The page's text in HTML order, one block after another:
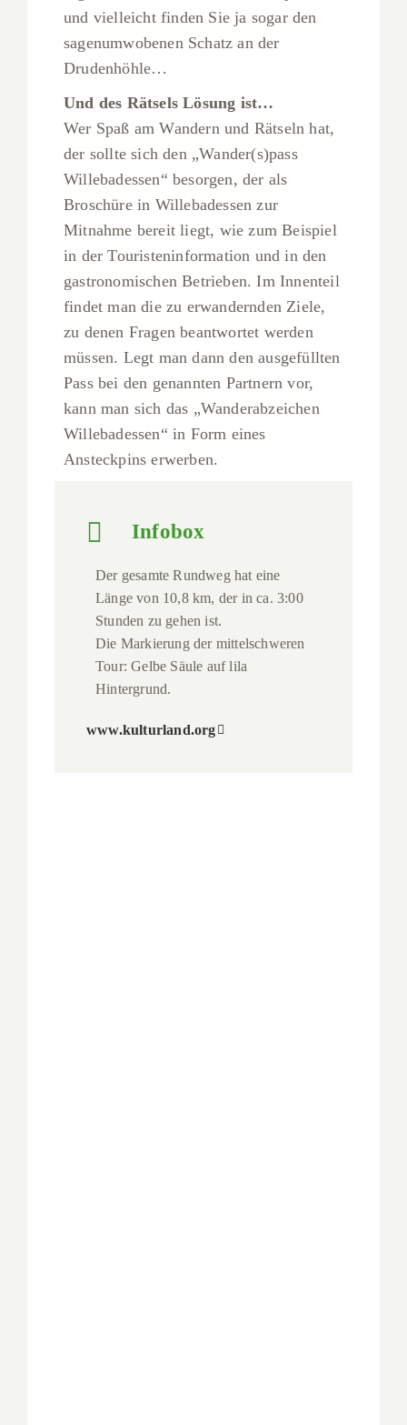
und vielleicht finden Sie ja sogar den
sagenumwobenen Schatz an der
Drudenhöhle…
Und des Rätsels Lösung ist…
Wer Spaß am Wandern und Rätseln hat,
der sollte sich den „Wander(s)pass
Willebadessen“ besorgen, der als
Broschüre in Willebadessen zur
Mitnahme bereit liegt, wie zum Beispiel
in der Touristeninformation und in den
gastronomischen Betrieben. Im Innenteil
findet man die zu erwandernden Ziele,
zu denen Fragen beantwortet werden
müssen. Legt man dann den ausgefüllten
Pass bei den genannten Partnern vor,
kann man sich das „Wanderabzeichen
Willebadessen“ in Form eines
Ansteckpins erwerben.
Infobox
Der gesamte Rundweg hat eine
Länge von 10,8 km, der in ca. 3:00
Stunden zu gehen ist.
Die Markierung der mittelschweren
Tour: Gelbe Säule auf lila
Hintergrund.
www.kulturland.org